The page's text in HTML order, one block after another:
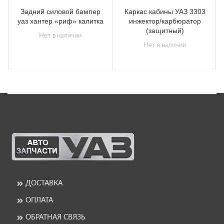
Задний силовой бампер
уаз хантер «риф» калитка
Нет в наличии
Каркас кабины УАЗ 3303
инжектор/карбюратор
(защитный)
Нет в наличии
ДОСТАВКА
ОПЛАТА
ОБРАТНАЯ СВЯЗЬ